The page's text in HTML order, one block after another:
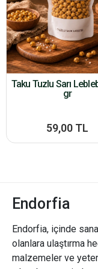
Taku Tuzlu Sarı
gr
59,00 TL
Endorfia
Endorfia, içinde
olanlara ulaştırma
malzemeler ve